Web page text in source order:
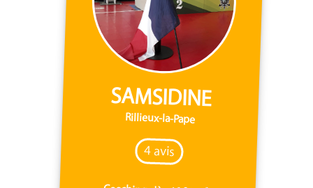
SAMSIDINE
Rillieux-la-Pape
4 avis